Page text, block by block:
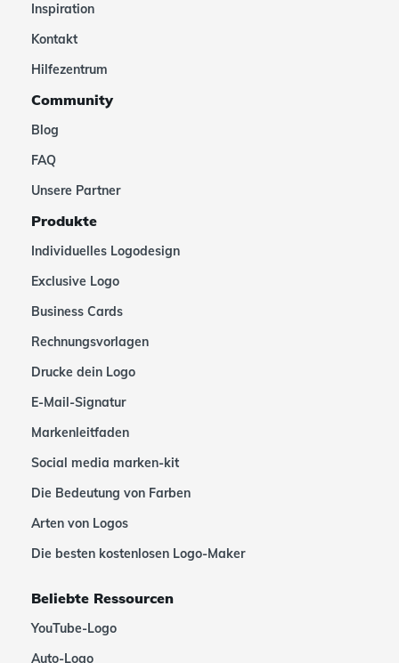
Inspiration
Kontakt
Hilfezentrum
Community
Blog
FAQ
Unsere Partner
Produkte
Individuelles Logodesign
Exclusive Logo
Business Cards
Rechnungsvorlagen
Drucke dein Logo
E-Mail-Signatur
Markenleitfaden
Social media marken-kit
Die Bedeutung von Farben
Arten von Logos
Die besten kostenlosen Logo-Maker
Beliebte Ressourcen
YouTube-Logo
Auto-Logo